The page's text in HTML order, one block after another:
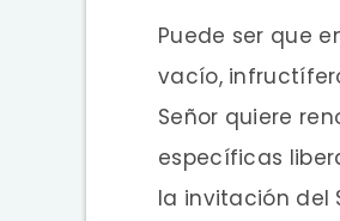
Puede ser que
vacío,
Señor quiere
específicas
la invitación del